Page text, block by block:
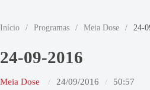
Início / Programas / Meia Dose / 24-
24-09-2016
Meia Dose 24/09/2016 50:57